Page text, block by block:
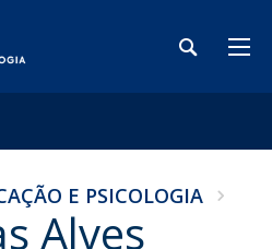
E PSICOLOGIA
Alves